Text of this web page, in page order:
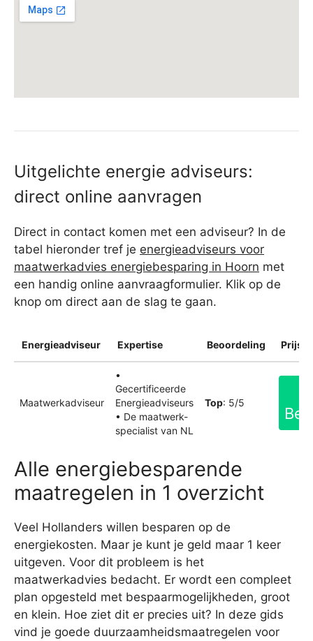
Uitgelichte energie adviseurs:
direct online aanvragen
Direct in contact komen met een adviseur? In de
tabel hieronder tref je energieadviseurs voor
maatwerkadvies energiebesparing in Hoorn met
een handig online aanvraagformulier. Klik op de
knop om direct aan de slag te gaan.
Energieadviseur Expertise Beoordeling
Maatwerkadviseur
•
Gecertificeerde
Energieadviseurs
• De maatwerk-
specialist van NL
Top: 5/5
Alle energiebesparende
maatregelen in 1 overzicht
Veel Hollanders willen besparen op de
energiekosten. Maar je kunt je geld maar 1 keer
uitgeven. Voor dit probleem is het
maatwerkadvies bedacht. Er wordt een compleet
plan opgesteld met bespaarmogelijkheden, groot
en klein. Hoe ziet dit er precies uit? In deze gids
vind je goede duurzaamheidsmaatregelen voor